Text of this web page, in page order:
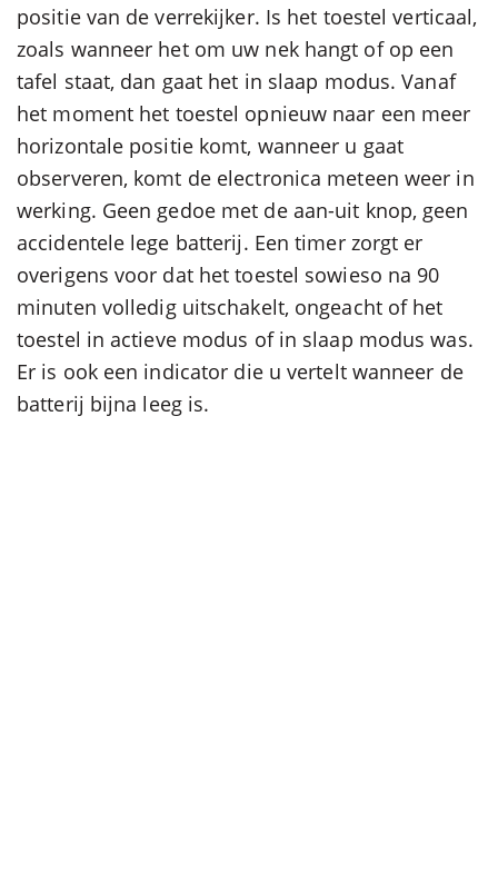
positie van de verrekijker. Is het toestel verticaal,
zoals wanneer het om uw nek hangt of op een
tafel staat, dan gaat het in slaap modus. Vanaf
het moment het toestel opnieuw naar een meer
horizontale positie komt, wanneer u gaat
observeren, komt de electronica meteen weer in
werking. Geen gedoe met de aan-uit knop, geen
accidentele lege batterij. Een timer zorgt er
overigens voor dat het toestel sowieso na 90
minuten volledig uitschakelt, ongeacht of het
toestel in actieve modus of in slaap modus was.
Er is ook een indicator die u vertelt wanneer de
batterij bijna leeg is.